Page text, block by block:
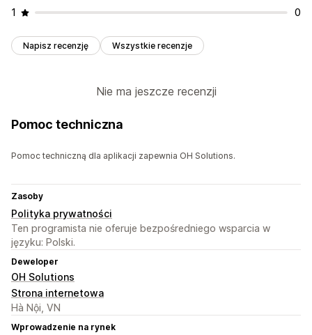
1 0
Napisz recenzję Wszystkie recenzje
Nie ma jeszcze recenzji
Pomoc techniczna
Pomoc techniczną dla aplikacji zapewnia OH Solutions.
Zasoby
Polityka prywatności
Ten programista nie oferuje bezpośredniego wsparcia w
języku: Polski.
Deweloper
OH Solutions
Strona internetowa
Hà Nội, VN
Wprowadzenie na rynek